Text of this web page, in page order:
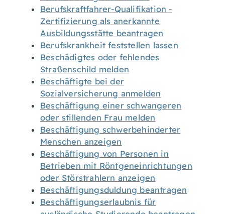
Berufskraftfahrer-Qualifikation -
Zertifizierung als anerkannte
Ausbildungsstätte beantragen
Berufskrankheit feststellen lassen
Beschädigtes oder fehlendes
Straßenschild melden
Beschäftigte bei der
Sozialversicherung anmelden
Beschäftigung einer schwangeren
oder stillenden Frau melden
Beschäftigung schwerbehinderter
Menschen anzeigen
Beschäftigung von Personen in
Betrieben mit Röntgeneinrichtungen
oder Störstrahlern anzeigen
Beschäftigungsduldung beantragen
Beschäftigungserlaubnis für